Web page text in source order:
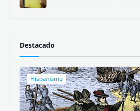
Destacado
Hispanismo